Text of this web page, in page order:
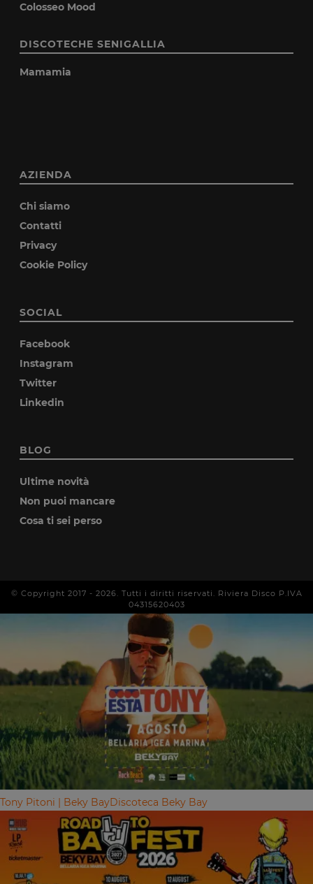
Colosseo Mood
DISCOTECHE SENIGALLIA
Mamamia
AZIENDA
Chi siamo
Contatti
Privacy
Cookie Policy
SOCIAL
Facebook
Instagram
Twitter
Linkedin
BLOG
Ultime novità
Non puoi mancare
Cosa ti sei perso
© Copyright 2017 - 2026. Tutti i diritti riservati. Riviera Disco P.IVA
04315620403
Tony Pitoni | Beky BayDiscoteca Beky Bay